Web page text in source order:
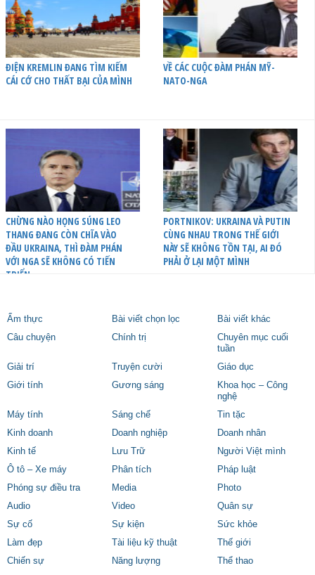
ĐIỆN KREMLIN ĐANG TÌM KIẾM
CÁI CỚ CHO THẤT BẠI CỦA MÌNH
VỀ CÁC CUỘC ĐÀM PHÁN MỸ-
NATO-NGA
CHỪNG NÀO HỌNG SÚNG LEO
THANG ĐANG CÒN CHĨA VÀO
ĐẦU UKRAINA, THÌ ĐÀM PHÁN
VỚI NGA SẼ KHÔNG CÓ TIẾN
TRIỂN
PORTNIKOV: UKRAINA VÀ PUTIN
CÙNG NHAU TRONG THẾ GIỚI
NÀY SẼ KHÔNG TỒN TẠI, AI ĐÓ
PHẢI Ở LẠI MỘT MÌNH
Ẩm thực Bài viết chọn lọc
Bài viết khác
Câu chuyện
Chính trị
Chuyên mục cuối
tuần
Giải trí
Truyện cười
Giáo dục
Giới tính
Gương sáng
Khoa học – Công
nghệ
Máy tính
Sáng chế
Tin tặc
Kinh doanh
Doanh nghiệp
Doanh nhân
Kinh tế
Lưu Trữ
Người Việt mình
Ô tô – Xe máy
Phân tích
Pháp luật
Phóng sự điều tra
Media
Photo
Audio
Video
Quân sự
Sự cố
Sự kiện
Sức khỏe
Làm đẹp
Tài liệu kỹ thuật
Thế giới
Chiến sự
Năng lượng
Thể thao